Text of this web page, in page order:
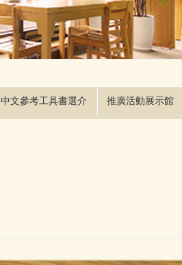
中文參考工具書選介 推廣活動展示館